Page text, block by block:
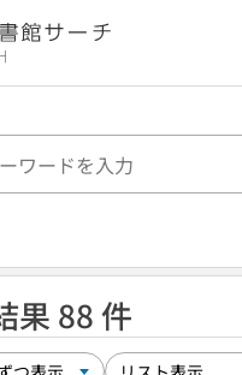
果 88 件